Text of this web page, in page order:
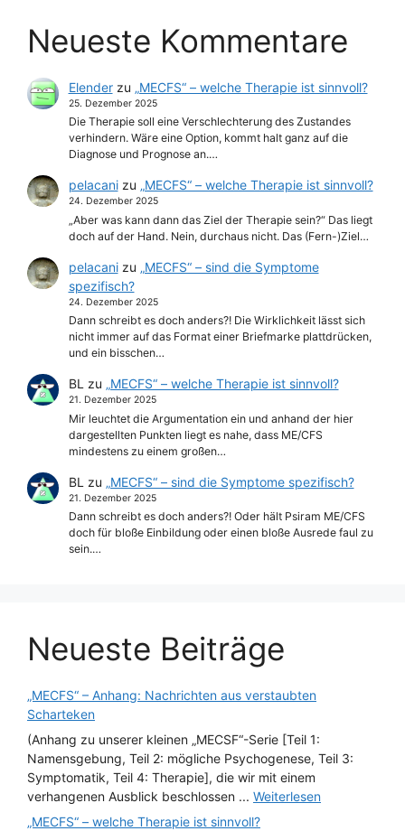
Neueste Kommentare
Elenderzu „MECFS“ – welche Therapie ist sinnvoll?
25. Dezember 2025
Die Therapie soll eine Verschlechterung des Zustandes
verhindern. Wäre eine Option, kommt halt ganz auf die
Diagnose und Prognose an.…
pelacanizu „MECFS“ – welche Therapie ist sinnvoll?
24. Dezember 2025
„Aber was kann dann das Ziel der Therapie sein?“ Das liegt
doch auf der Hand. Nein, durchaus nicht. Das (Fern-)Ziel…
pelacanizu „MECFS“ – sind die Symptome
spezifisch?
24. Dezember 2025
Dann schreibt es doch anders?! Die Wirklichkeit lässt sich
nicht immer auf das Format einer Briefmarke plattdrücken,
und ein bisschen…
BL zu „MECFS“ – welche Therapie ist sinnvoll?
21. Dezember 2025
Mir leuchtet die Argumentation ein und anhand der hier
dargestellten Punkten liegt es nahe, dass ME/CFS
mindestens zu einem großen…
BL zu „MECFS“ – sind die Symptome spezifisch?
21. Dezember 2025
Dann schreibt es doch anders?! Oder hält Psiram ME/CFS
doch für bloße Einbildung oder einen bloße Ausrede faul zu
sein.…
Neueste Beiträge
„MECFS“ – Anhang: Nachrichten aus verstaubten
Scharteken
(Anhang zu unserer kleinen „MECSF“-Serie [Teil 1:
Namensgebung, Teil 2: mögliche Psychogenese, Teil 3:
Symptomatik, Teil 4: Therapie], die wir mit einem
verhangenen Ausblick beschlossen ... Weiterlesen
„MECFS“ – welche Therapie ist sinnvoll?